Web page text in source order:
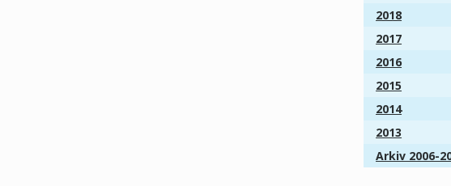
2018
2017
2016
2015
2014
2013
Arkiv 2006-